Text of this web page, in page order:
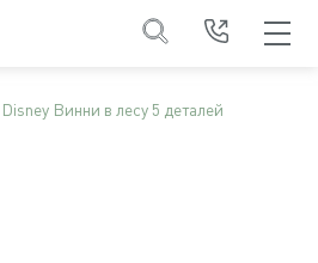
Винни в лесу 5 деталей